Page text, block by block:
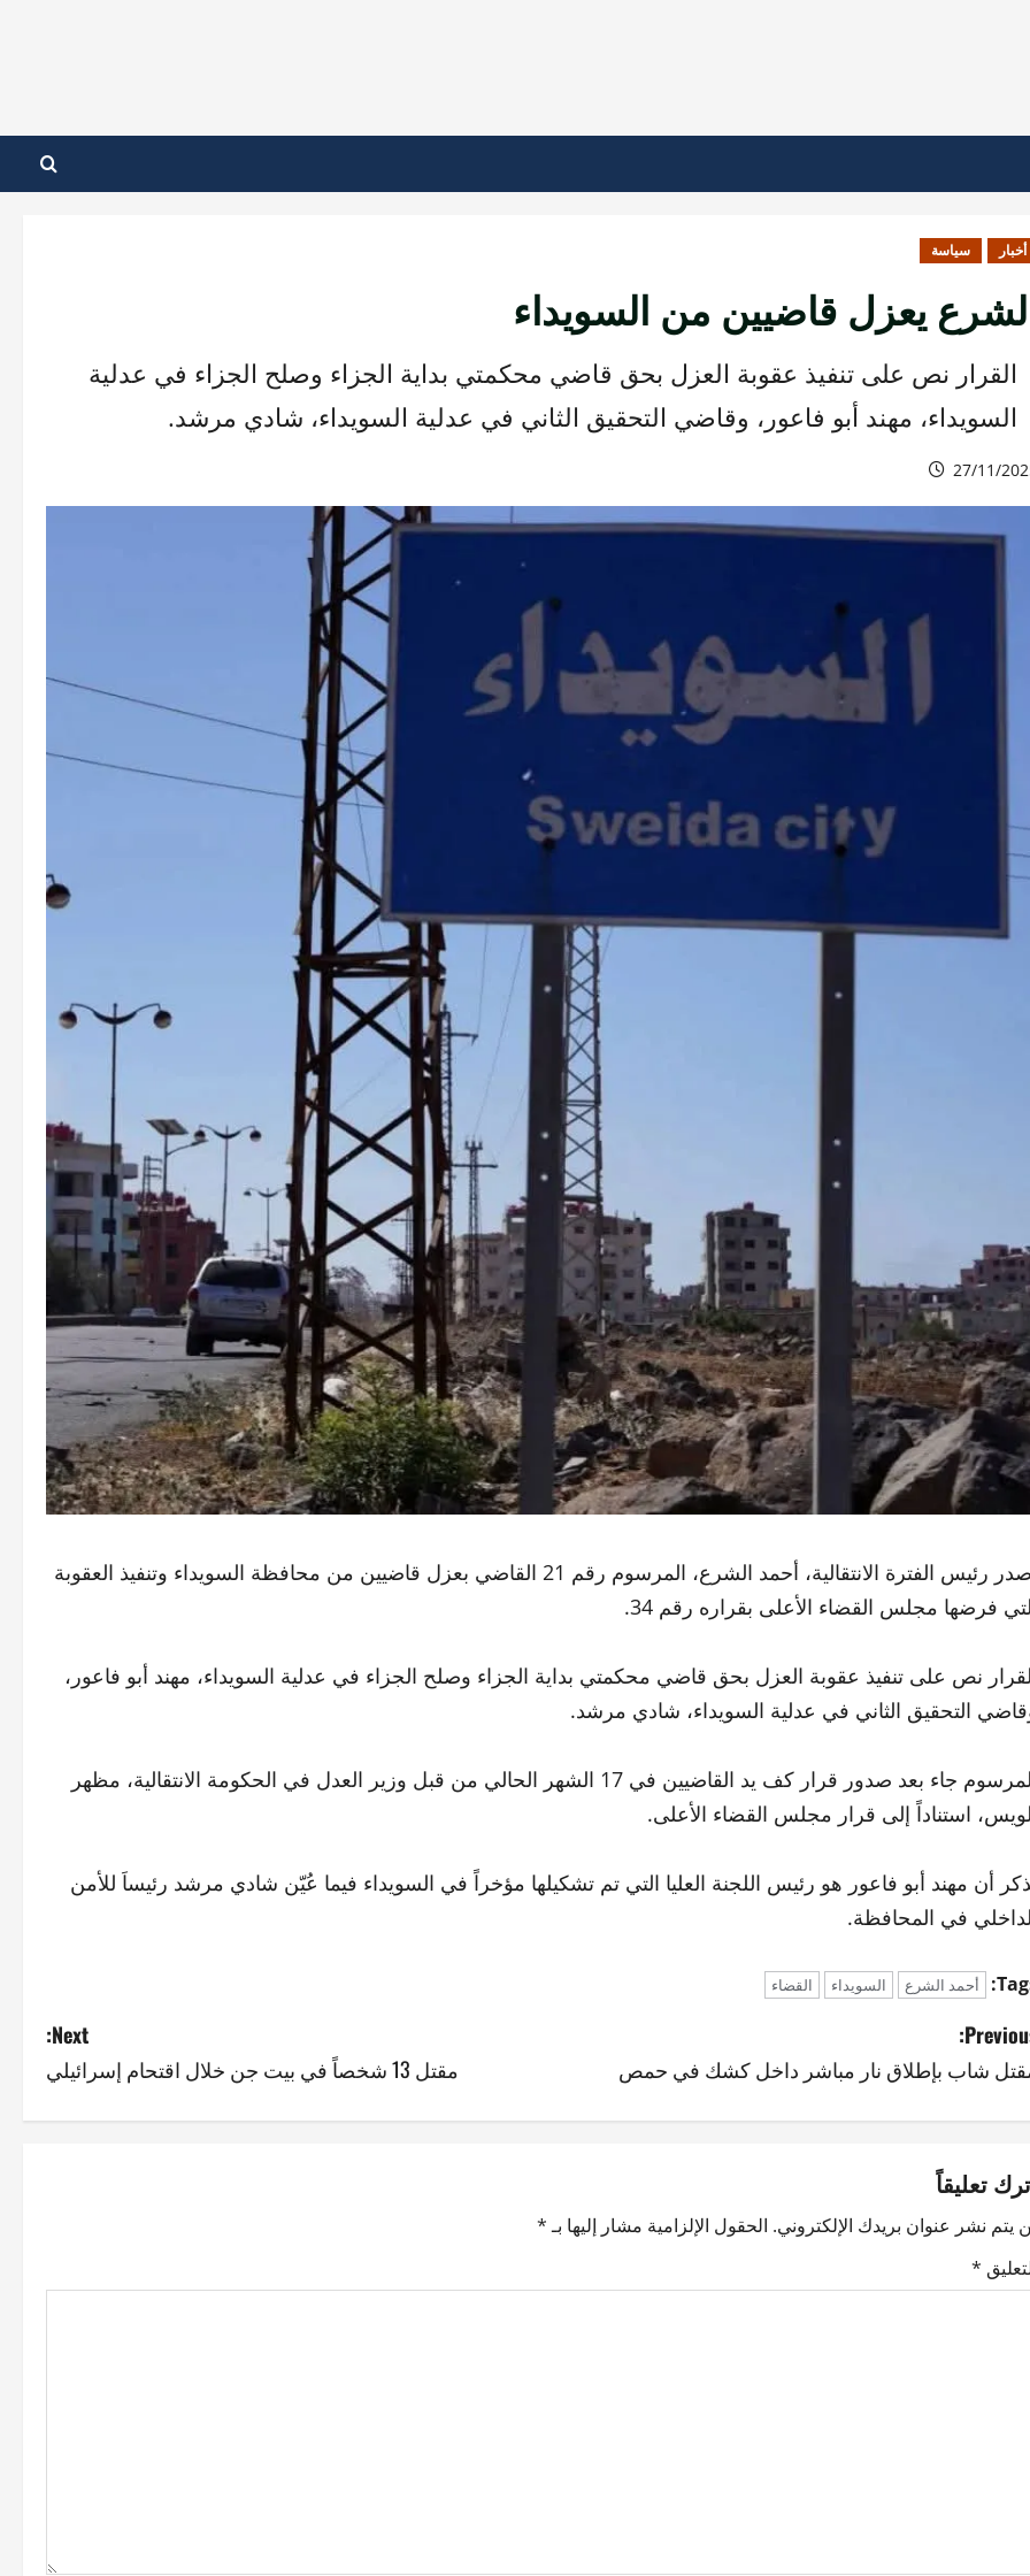
أخبار سياسة
يعزل قاضيين من السويداء
القرار نص على تنفيذ عقوبة العزل بحق قاضي محكمتي بداية الجزاء وصلح الجزاء في عدلية
السويداء، مهند أبو فاعور، وقاضي التحقيق الثاني في عدلية السويداء، شادي مرشد.
27/11/
أصدر رئيس الفترة الانتقالية، أحمد الشرع، المرسوم رقم 21 القاضي بعزل قاضيين من محافظة السويداء وتنفيذ العقوبة
فرضها مجلس القضاء الأعلى بقراره رقم 34.
نص على تنفيذ عقوبة العزل بحق قاضي محكمتي بداية الجزاء وصلح الجزاء في عدلية السويداء، مهند أبو فاعور،
التحقيق الثاني في عدلية السويداء، شادي مرشد.
المرسوم جاء بعد صدور قرار كف يد القاضيين في 17 الشهر الحالي من قبل وزير العدل في الحكومة الانتقالية، مظهر
استناداً إلى قرار مجلس القضاء الأعلى.
أن مهند أبو فاعور هو رئيس اللجنة العليا التي تم تشكيلها مؤخراً في السويداء فيما عُيّن شادي مرشد رئيساَ للأمن
في المحافظة.
أحمد الشرع السويداء القضاء
شاب بإطلاق نار مباشر داخل كشك في حمص
Next:
مقتل 13 شخصاً في بيت جن خلال اقتحام إسرائيلي
تعليقاً
يتم نشر عنوان بريدك الإلكتروني. الحقول الإلزامية مشار إليها بـ*
*